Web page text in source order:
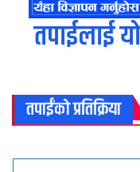
तपाईलाई
तपाईंको प्रतिक्रिया